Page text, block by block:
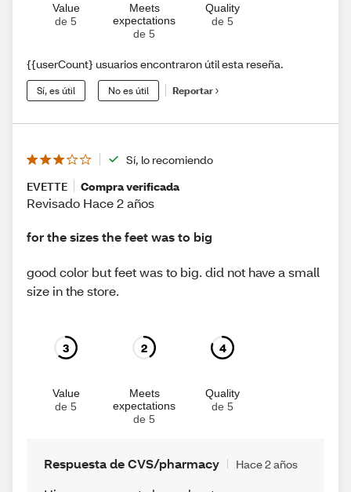
Value
de 5
Meets
expectations
de 5
Quality
de 5
{{userCount} usuarios encontraron útil esta reseña.
Sí, es útil No es útil Reportar
Sí, lo recomiendo
EVETTE
Compra verificada
Revisado Hace 2 años
for the sizes the feet was to big
good color but feet was to big. did not have a small
size in the store.
3
Value
de 5
2
Meets
expectations
de 5
4
Quality
de 5
Respuesta de CVS/pharmacy Hace 2 años